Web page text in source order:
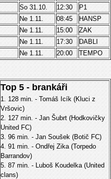
So 31.10. 12:30
P1
Ne 1.11. 08:45
HANSP
Ne 1.11. 15:00
ZAK
Ne 1.11. 17:30
DABLI
Ne 1.11. 20:00 TEMPO
Top 5 - brankáři
1. 128 min. - Tomáš Icík (Kluci z
Vršovic)
2. 127 min. - Jan Šubrt (Hodkovičky
United FC)
3. 96 min. - Jan Soušek (Botič FC)
4. 91 min. - Ondřej Zika (Torpedo
Barrandov)
5. 87 min. - Luboš Koudelka (United
clans)